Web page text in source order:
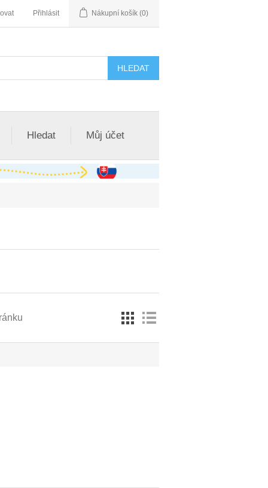
Přihlásit Nákupní košík (0)
Hledat Můj účet